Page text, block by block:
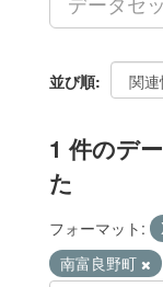
並び順
1 件のデ
た
フォーマット:
南富良野町